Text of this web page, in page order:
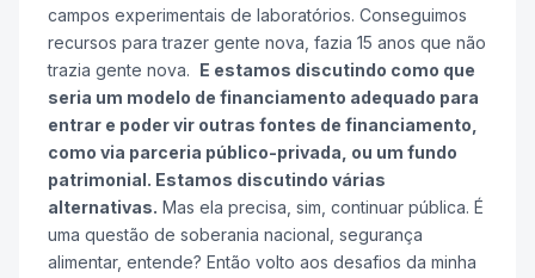
campos experimentais de laboratórios. Conseguimos
recursos para trazer gente nova, fazia 15 anos que não
trazia gente nova. E estamos discutindo como que
seria um modelo de financiamento adequado para
entrar e poder vir outras fontes de financiamento,
como via parceria público-privada, ou um fundo
patrimonial. Estamos discutindo várias
alternativas. Mas ela precisa, sim, continuar pública. É
uma questão de soberania nacional, segurança
alimentar, entende? Então volto aos desafios da minha